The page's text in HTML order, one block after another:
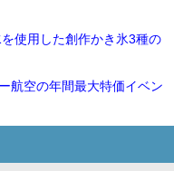
使用した創作かき氷3種の
航空の年間最大特価イベン